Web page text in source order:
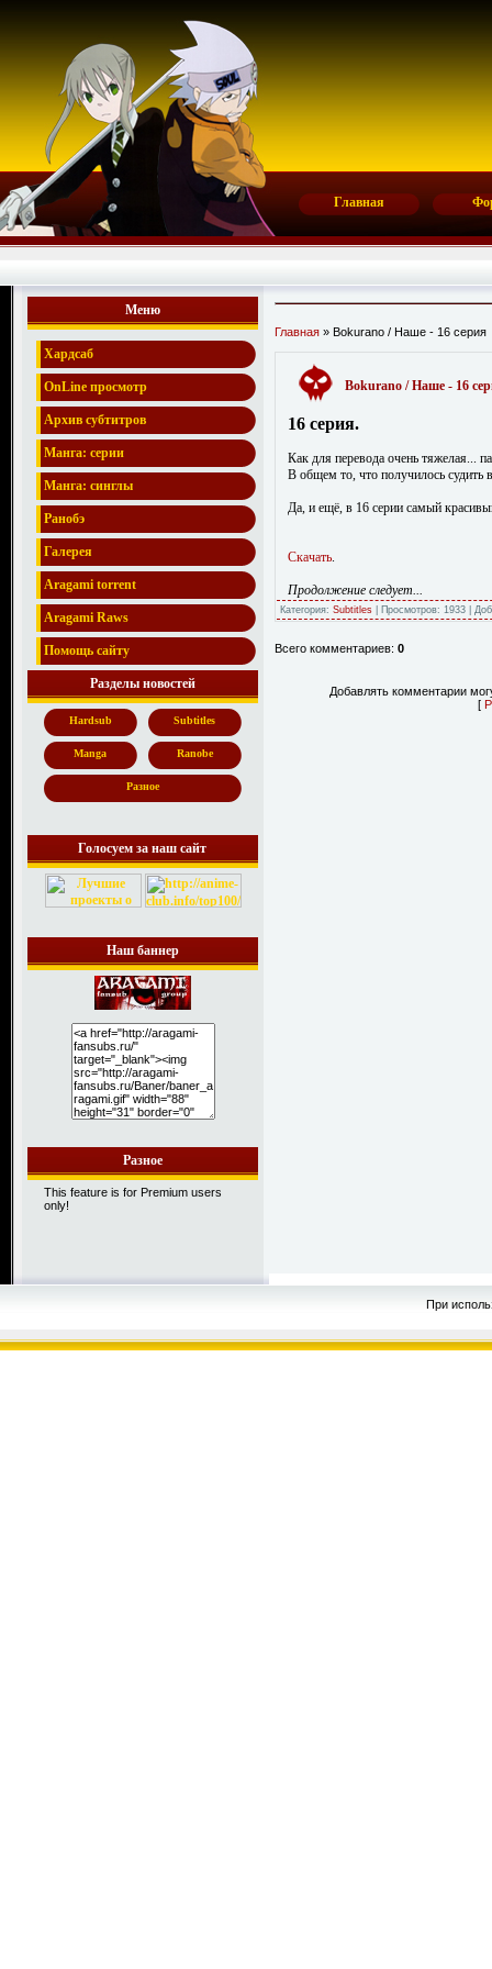
Главная
Меню
Хардсаб
OnLine просмотр
Архив субтитров
Манга: серии
Манга: синглы
Ранобэ
Галерея
Aragami torrent
Aragami Raws
Помощь сайту
Разделы новостей
Hardsub Subtitles
Manga Ranobe
Разное
Голосуем за наш сайт
Наш баннер
Разное
This feature is for Premium users
only!
Главная » Bokurano / Наше - 16 серия
Bokurano / Наше - 16
16 серия.
Как для перевода очень тяжелая...
В общем то, что получилось судить
Да, и ещё, в 16 серии самый
Скачать
Продолжение следует...
Категория: Subtitles | Просмотров: 1933 |
Всего комментариев: 0
Добавлять комментарии
[
При